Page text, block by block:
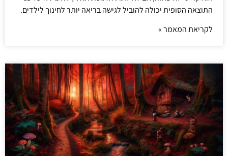
התוצאה הסופית יכולה להוביל לגישה בריאה יותר לחינוך לילדים.
לקריאת המאמר »